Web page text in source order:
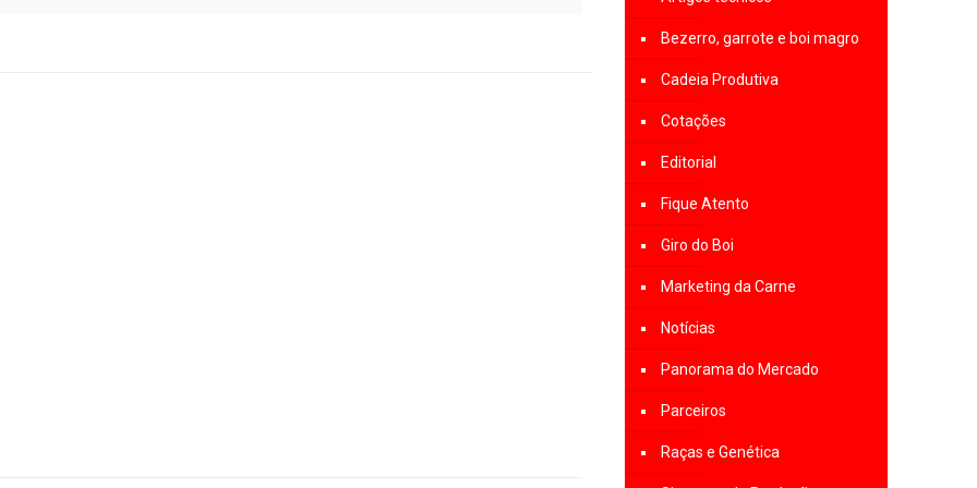
Bezerro, garrote e boi magro
Cadeia Produtiva
Cotações
Editorial
Fique Atento
Giro do Boi
Marketing da Carne
Notícias
Panorama do Mercado
Parceiros
Raças e Genética